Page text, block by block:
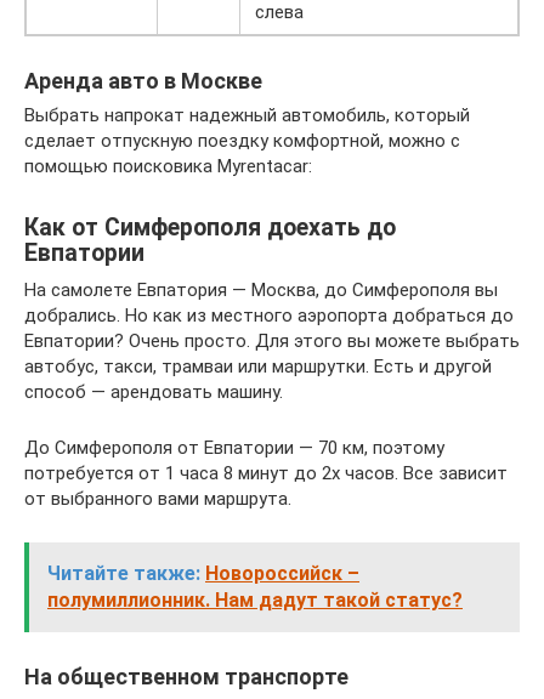
слева
Аренда авто в Москве
Выбрать напрокат надежный автомобиль, который
сделает отпускную поездку комфортной, можно с
помощью поисковика Myrentacar:
Как от Симферополя доехать до
Евпатории
На самолете Евпатория — Москва, до Симферополя вы
добрались. Но как из местного аэропорта добраться до
Евпатории? Очень просто. Для этого вы можете выбрать
автобус, такси, трамваи или маршрутки. Есть и другой
способ — арендовать машину.
До Симферополя от Евпатории — 70 км, поэтому
потребуется от 1 часа 8 минут до 2х часов. Все зависит
от выбранного вами маршрута.
Читайте также: Новороссийск –
полумиллионник. Нам дадут такой статус?
На общественном транспорте